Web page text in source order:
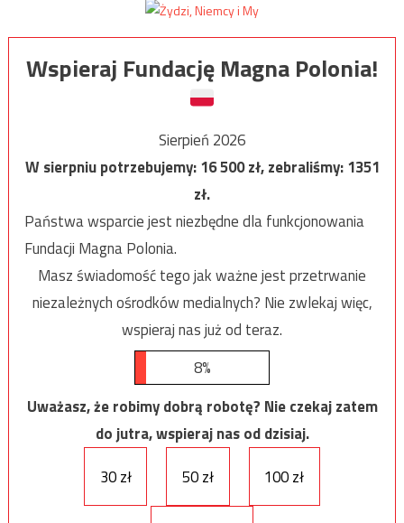
Wspieraj Fundację Magna Polonia!
Sierpień 2026
W sierpniu potrzebujemy:16 500zł, zebraliśmy:1351
zł.
Państwa wsparcie jest niezbędne dla funkcjonowania
Fundacji Magna Polonia.
Masz świadomość tego jak ważne jest przetrwanie
niezależnych ośrodków medialnych? Nie zwlekaj więc,
wspieraj nas już od teraz.
8%
Uważasz, że robimy dobrą robotę? Nie czekaj zatem
do jutra, wspieraj nas od dzisiaj.
30 zł
50 zł 100 zł